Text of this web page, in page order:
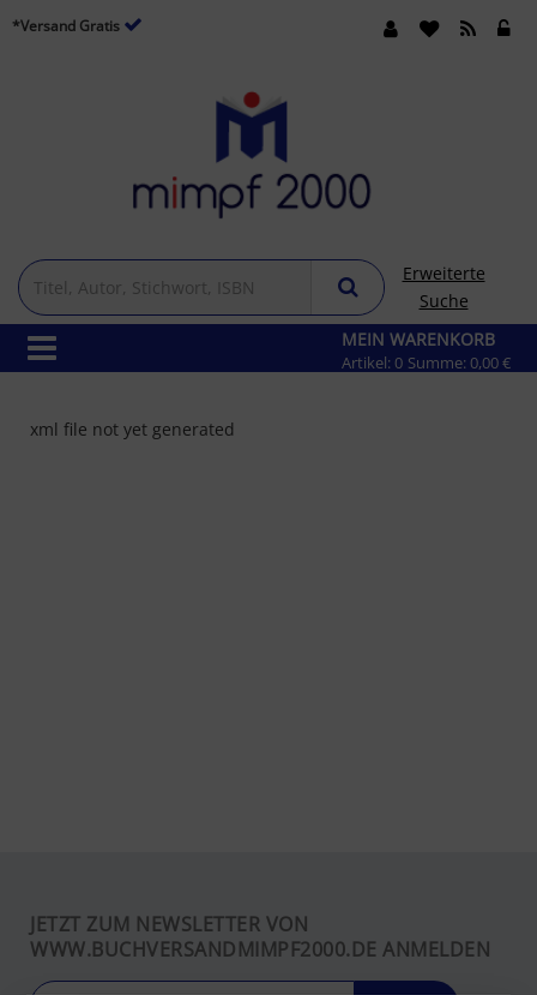
*Versand Gratis
Erweiterte
Suche
MEIN WARENKORB
Artikel: 0 Summe: 0,00 €
xml file not yet generated
JETZT ZUM NEWSLETTER VON
WWW.BUCHVERSANDMIMPF2000.DE ANMELDEN